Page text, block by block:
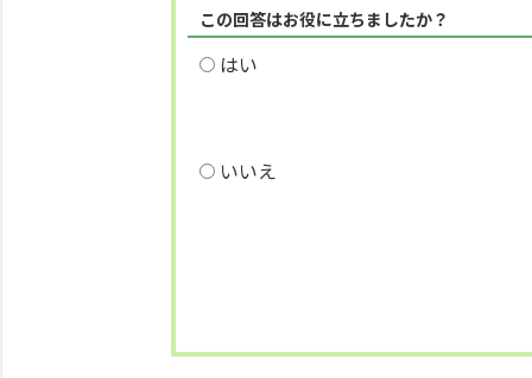
この回答はお役に立ちましたか？
はい
いいえ